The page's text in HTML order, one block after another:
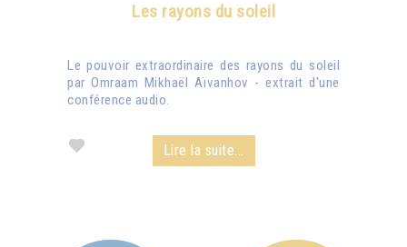
Les rayons du soleil
Le pouvoir extraordinaire des rayons du soleil
par Omraam Mikhaël Aïvanhov - extrait d'une
conférence audio.
Lire la suite...